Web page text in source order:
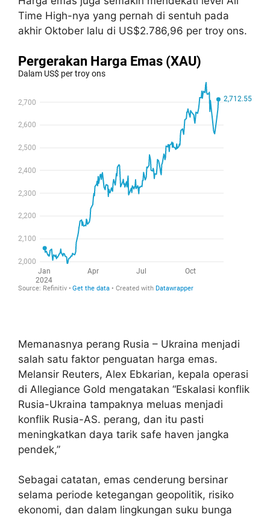
Time High-nya yang pernah di sentuh pada
akhir Oktober lalu di US$2.786,96 per troy ons.
Memanasnya perang Rusia – Ukraina menjadi
salah satu faktor penguatan harga emas.
Melansir Reuters, Alex Ebkarian, kepala operasi
di Allegiance Gold mengatakan “Eskalasi konflik
Rusia-Ukraina tampaknya meluas menjadi
konflik Rusia-AS. perang, dan itu pasti
meningkatkan daya tarik safe haven jangka
pendek,”
Sebagai catatan, emas cenderung bersinar
selama periode ketegangan geopolitik, risiko
ekonomi, dan dalam lingkungan suku bunga